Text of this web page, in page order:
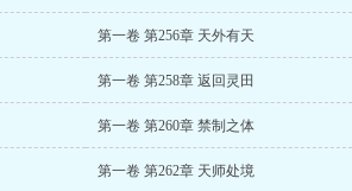
第一卷 第256章 天外有天
第一卷 第258章 返回灵田
第一卷 第260章 禁制之体
第一卷 第262章 天师处境